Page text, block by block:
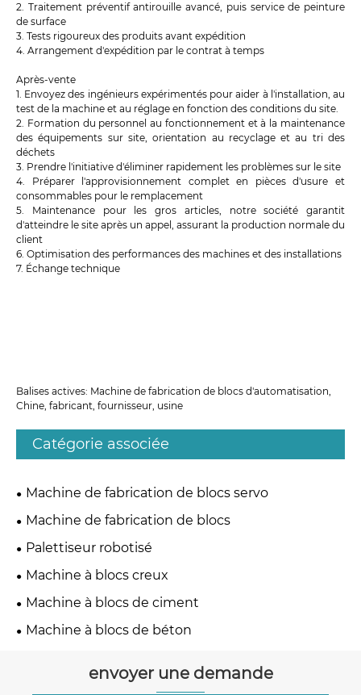
2. Traitement préventif antirouille avancé, puis service de peinture
de surface
3. Tests rigoureux des produits avant expédition
4. Arrangement d'expédition par le contrat à temps
Après-vente
1. Envoyez des ingénieurs expérimentés pour aider à l'installation, au
test de la machine et au réglage en fonction des conditions du site.
2. Formation du personnel au fonctionnement et à la maintenance
des équipements sur site, orientation au recyclage et au tri des
déchets
3. Prendre l'initiative d'éliminer rapidement les problèmes sur le site
4. Préparer l'approvisionnement complet en pièces d'usure et
consommables pour le remplacement
5. Maintenance pour les gros articles, notre société garantit
d'atteindre le site après un appel, assurant la production normale du
client
6. Optimisation des performances des machines et des installations
7. Échange technique
Balises actives: Machine de fabrication de blocs d'automatisation,
Chine, fabricant, fournisseur, usine
Catégorie associée
Machine de fabrication de blocs servo
Machine de fabrication de blocs
Palettiseur robotisé
Machine à blocs creux
Machine à blocs de ciment
Machine à blocs de béton
envoyer une demande